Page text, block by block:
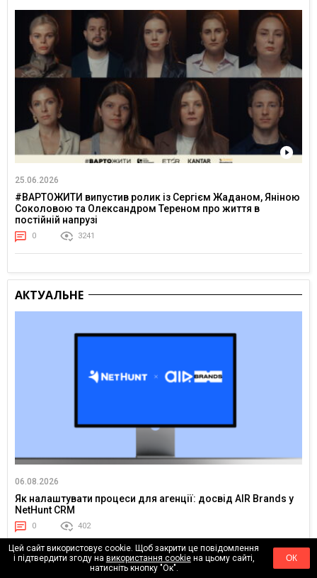
25.06.2026
#ВАРТОЖИТИ випустив ролик із Сергієм Жаданом, Яніною
Соколовою та Олександром Тереном про життя в
постійній напрузі
0 3241
АКТУАЛЬНЕ
06.08.2026
Як налаштувати процеси для агенції: досвід AIR Brands у
NetHunt CRM
0 402
Цей сайт використовує cookie. Щоб закрити це повідомлення
і підтвердити згоду на використання cookieна цьому сайті,
натисніть кнопку "Ок".
ОК